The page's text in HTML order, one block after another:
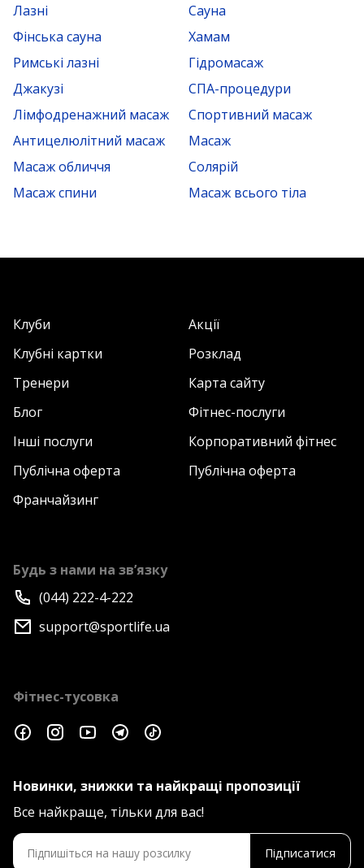
Лазні
Сауна
Фінська сауна
Хамам
Римські лазні
Гідромасаж
Джакузі
СПА-процедури
Лімфодренажний масаж
Спортивний масаж
Антицелюлітний масаж
Масаж
Масаж обличчя
Солярій
Масаж спини
Масаж всього тіла
Клуби
Акції
Клубні картки
Розклад
Тренери
Карта сайту
Блог
Фітнес-послуги
Інші послуги
Корпоративний фітнес
Публічна оферта
Публічна оферта
Франчайзинг
Будь з нами на зв’язку
(044) 222-4-222
support@sportlife.ua
Фітнес-тусовка
Новинки, знижки та найкращі пропозиції
Все найкраще, тільки для вас!
Підписатися